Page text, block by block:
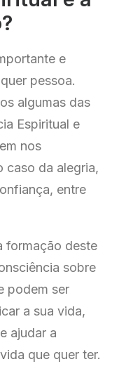
e
pessoa.
algumas das
Espiritual e
nos
caso da alegria,
entre
formação deste
sobre
podem ser
a sua vida,
ajudar a
que quer ter.